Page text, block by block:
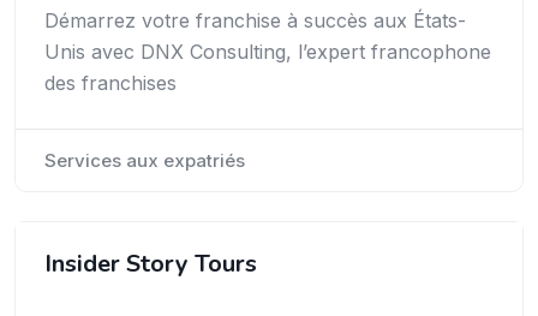
Démarrez votre franchise à succès aux États-
Unis avec DNX Consulting, l’expert francophone
des franchises
Services aux expatriés
Insider Story Tours